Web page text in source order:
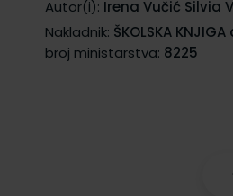
Autor(i): Irena Vučić Silvia
Nakladnik: ŠKOLSKA KNJIGA
broj ministarstva: 8225